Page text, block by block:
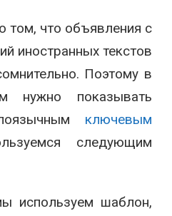
что объявления с
иностранных текстов
Поэтому в
нужно показывать
ключевым
следующим
используем шаблон,